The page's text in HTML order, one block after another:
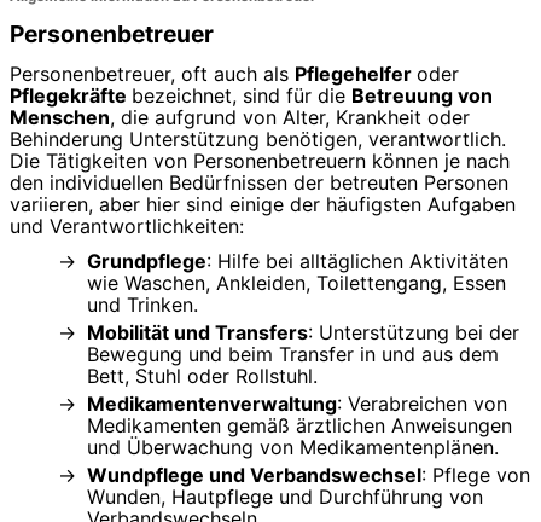
Personenbetreuer
Personenbetreuer, oft auch als Pflegehelfer oder
Pflegekräfte bezeichnet, sind für die Betreuung von
Menschen, die aufgrund von Alter, Krankheit oder
Behinderung Unterstützung benötigen, verantwortlich.
Die Tätigkeiten von Personenbetreuern können je nach
den individuellen Bedürfnissen der betreuten Personen
variieren, aber hier sind einige der häufigsten Aufgaben
und Verantwortlichkeiten:
Grundpflege: Hilfe bei alltäglichen Aktivitäten
wie Waschen, Ankleiden, Toilettengang, Essen
und Trinken.
Mobilität und Transfers: Unterstützung bei der
Bewegung und beim Transfer in und aus dem
Bett, Stuhl oder Rollstuhl.
Medikamentenverwaltung: Verabreichen von
Medikamenten gemäß ärztlichen Anweisungen
und Überwachung von Medikamentenplänen.
Wundpflege und Verbandswechsel: Pflege von
Wunden, Hautpflege und Durchführung von